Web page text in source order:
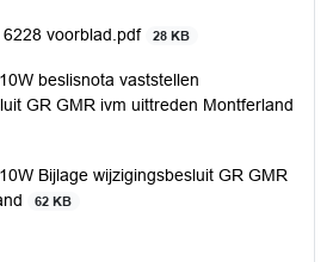
6228 voorblad.pdf
28 KB
beslisnota vaststellen
GR GMR ivm uittreden Montferland
Bijlage wijzigingsbesluit GR GMR
62 KB